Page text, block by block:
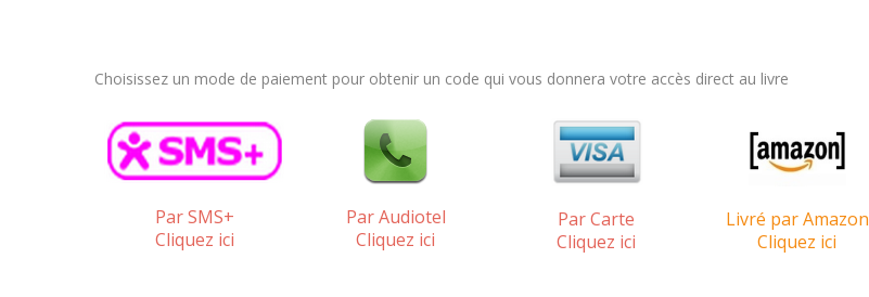
Choisissez un mode de paiement pour obtenir un code qui vous donnera votre accès direct au livre
Par SMS+
Cliquez ici
Par Audiotel
Cliquez ici
Par Carte
Cliquez ici
Livré par Amazon
Cliquez ici